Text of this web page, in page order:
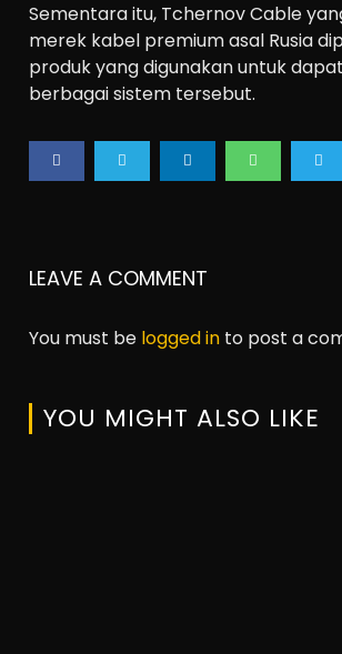
Sementara itu, Tchernov Cable
merek kabel premium asal Rusia
produk yang digunakan untuk
berbagai sistem tersebut.
LEAVE A COMMENT
You must be logged in to post a
YOU MIGHT ALSO LIKE